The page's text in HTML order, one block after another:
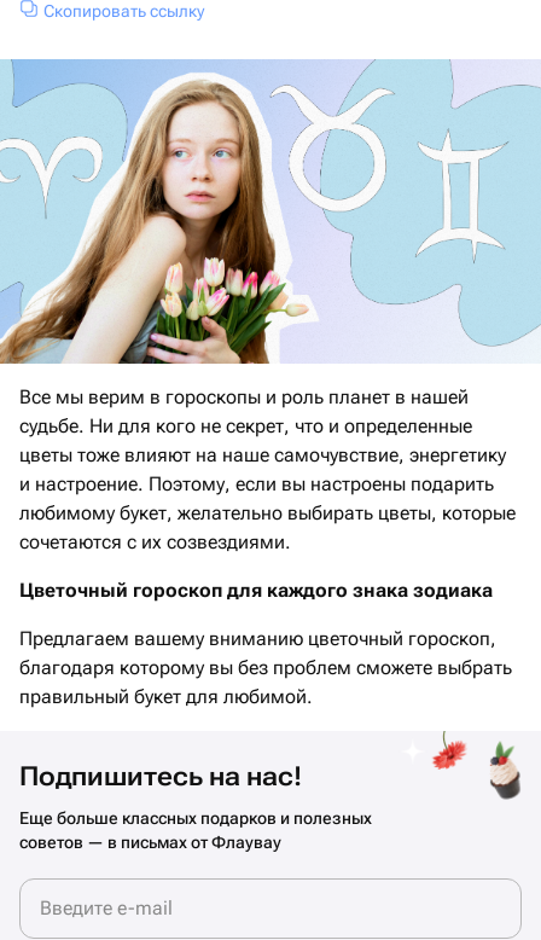
Скопировать ссылку
Все мы верим в гороскопы и роль планет в нашей
судьбе. Ни для кого не секрет, что и определенные
цветы тоже влияют на наше самочувствие, энергетику
и настроение. Поэтому, если вы настроены подарить
любимому букет, желательно выбирать цветы, которые
сочетаются с их созвездиями.
Цветочный гороскоп для каждого знака зодиака
Предлагаем вашему вниманию цветочный гороскоп,
благодаря которому вы без проблем сможете выбрать
правильный букет для любимой.
Подпишитесь на нас!
Еще больше классных подарков и полезных
советов — в письмах от Флаувау
Введите e-mail